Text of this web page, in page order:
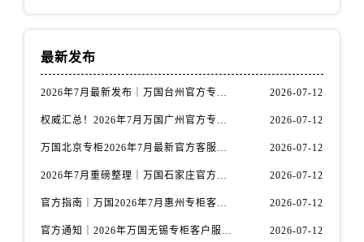
重庆市江北区观音桥步行街2号融恒时代广场9层902室万国售后服务中心（需提前预约）
新疆维吾尔自治区乌鲁木齐市天山区红山路26号时代广场（CCMALL）C座17层17-B万国售后服务中心（需提前预约）
浙江省温州市鹿城区锦绣路1067号置信广场10层1015室万国售后服务中心（需提前预约）
最新发布
2026年7月最新发布｜万国台州官方专柜客户服务热线与专柜信息攻略 2026-07-12
权威汇总！2026年7月万国广州官方专柜客户服务电话及门店名录 2026-07-12
万国北京专柜2026年7月最新官方客服热线｜门店信息及服务攻略发布 2026-07-12
2026年7月重磅整理｜万国石家庄官方专柜服务电话&客户服务中心公告 2026-07-12
官方指南｜万国2026年7月惠州专柜客户服务热线与门店信息全攻略 2026-07-12
官方通知｜2026年万国无锡专柜客户服务热线全新升级（附7月最新专柜信息汇总） 2026-07-12